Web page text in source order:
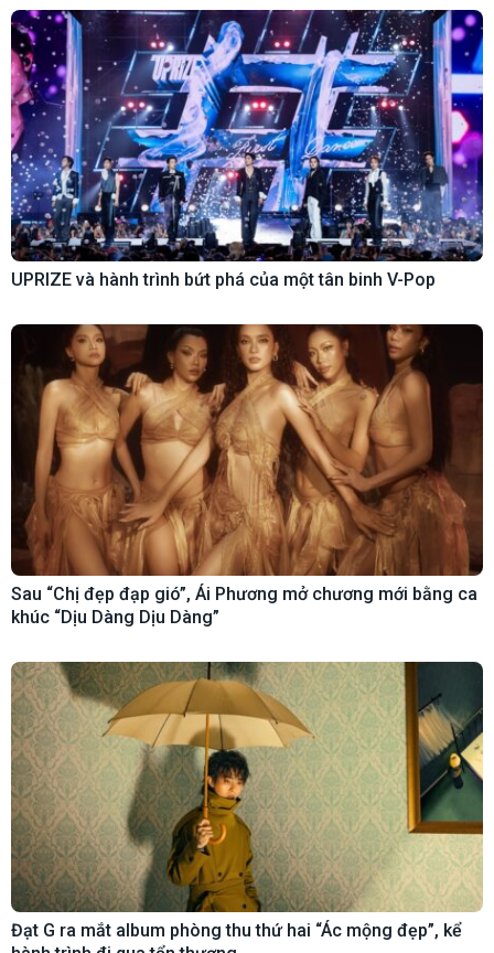
UPRIZE và hành trình bứt phá của một tân binh V-Pop
Sau “Chị đẹp đạp gió”, Ái Phương mở chương mới bằng ca
khúc “Dịu Dàng Dịu Dàng”
Đạt G ra mắt album phòng thu thứ hai “Ác mộng đẹp”, kể